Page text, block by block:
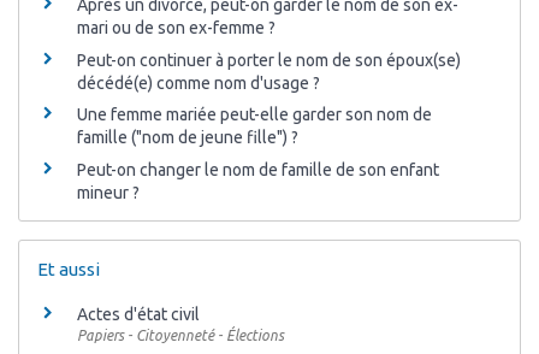
Après un divorce, peut-on garder le nom de son ex-
mari ou de son ex-femme ?
Peut-on continuer à porter le nom de son époux(se)
décédé(e) comme nom d'usage ?
Une femme mariée peut-elle garder son nom de
famille ("nom de jeune fille") ?
Peut-on changer le nom de famille de son enfant
mineur ?
Et aussi
Actes d'état civil
Papiers - Citoyenneté - Élections